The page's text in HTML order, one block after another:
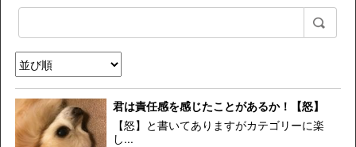
君は責任感を感じたことがあるか！【怒】
【怒】と書いてありますがカテゴリーに楽
し...